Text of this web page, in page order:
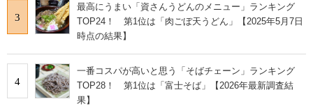
3
最高にうまい「資さんうどんのメニュー」ランキング
TOP24！ 第1位は「肉ごぼ天うどん」【2025年5月7日
時点の結果】
4
一番コスパが高いと思う「そばチェーン」ランキング
TOP28！ 第1位は「富士そば」【2026年最新調査結
果】